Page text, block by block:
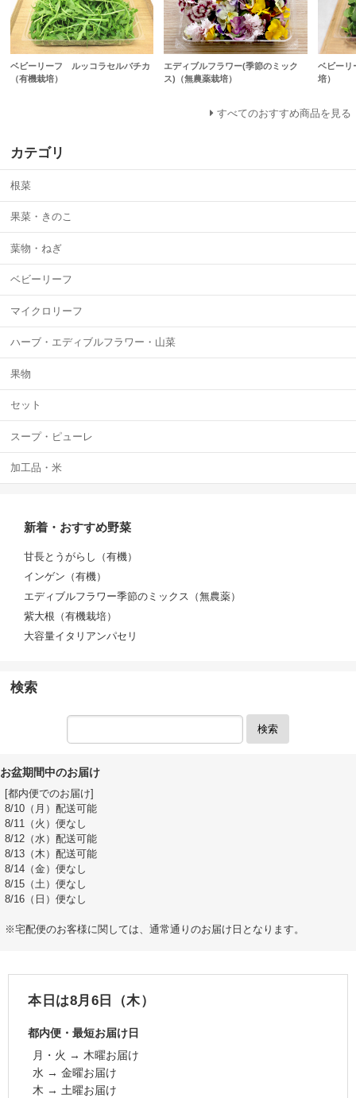
ベビーリーフ ルッコラセルバチカ
（有機栽培）
エディブルフラワー(季節のミック
ス)（無農薬栽培）
ベビー
培）
すべてのおすすめ商品を見る
カテゴリ
根菜
果菜・きのこ
葉物・ねぎ
ベビーリーフ
マイクロリーフ
ハーブ・エディブルフラワー・山菜
果物
セット
スープ・ピューレ
加工品・米
新着・おすすめ野菜
甘長とうがらし（有機）
インゲン（有機）
エディブルフラワー季節のミックス（無農薬）
紫大根（有機栽培）
大容量イタリアンパセリ
検索
検索
お盆期間中のお届け
[都内便でのお届け]
8/10（月）配送可能
8/11（火）便なし
8/12（水）配送可能
8/13（木）配送可能
8/14（金）便なし
8/15（土）便なし
8/16（日）便なし
※宅配便のお客様に関しては、通常通りのお届け日となります。
本日は8月6日（木）
都内便・最短お届け日
月・火 → 木曜お届け
水 → 金曜お届け
木 → 土曜お届け